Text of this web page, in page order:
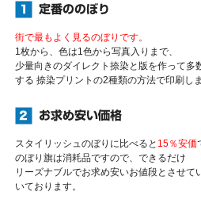
街で最もよく見るのぼりです。
1枚から、色は1色から写真入りまで、
少量向きのダイレクト捺染と版を作って多
する 捺染プリントの2種類の方法で印刷し
スタイリッシュのぼりに比べると 15％安価
のぼり旗は消耗品ですので、できるだけ
リーズナブルでお求め安いお値段とさせて
いております。